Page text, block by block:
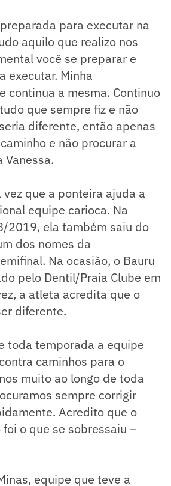
para executar na
aquilo que realizo nos
você se preparar e
executar. Minha
continua a mesma. Continuo
que sempre fiz e não
diferente, então apenas
e não procurar a
Vanessa.
que a ponteira ajuda a
equipe carioca. Na
2019, ela também saiu do
dos nomes da
Na ocasião, o Bauru
pelo Dentil/Praia Clube em
a atleta acredita que o
diferente.
toda temporada a equipe
caminhos para o
muito ao longo de toda
sempre corrigir
Acredito que o
o que se sobressaiu –
equipe que teve a